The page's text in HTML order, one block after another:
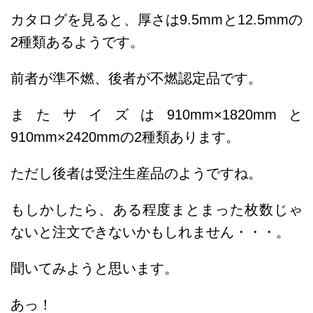
カタログを見ると、厚さは9.5mmと12.5mmの
2種類あるようです。
前者が準不燃、後者が不燃認定品です。
またサイズは910mm×1820mmと
910mm×2420mmの2種類あります。
ただし後者は受注生産品のようですね。
もしかしたら、ある程度まとまった枚数じゃ
ないと注文できないかもしれません・・・。
聞いてみようと思います。
あっ！